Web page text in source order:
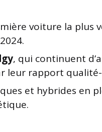
voiture la plus
, qui continuent
leur rapport
et hybrides en